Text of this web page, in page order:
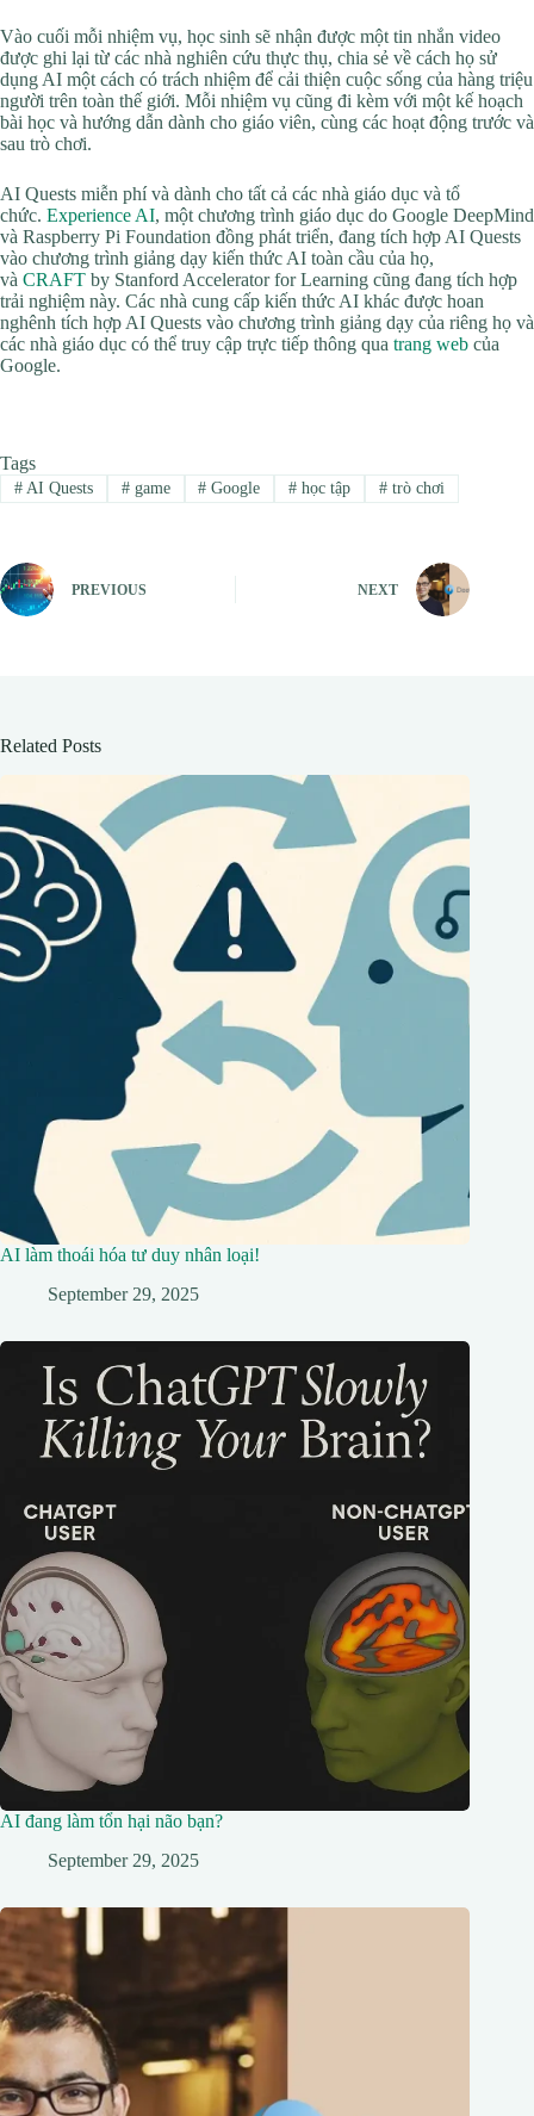
Vào cuối mỗi nhiệm vụ, học sinh sẽ nhận được một tin nhắn video
được ghi lại từ các nhà nghiên cứu thực thụ, chia sẻ về cách họ sử
dụng AI một cách có trách nhiệm để cải thiện cuộc sống của hàng triệu
người trên toàn thế giới. Mỗi nhiệm vụ cũng đi kèm với một kế hoạch
bài học và hướng dẫn dành cho giáo viên, cùng các hoạt động trước và
sau trò chơi.
AI Quests miễn phí và dành cho tất cả các nhà giáo dục và tổ
chức. Experience AI, một chương trình giáo dục do Google DeepMind
và Raspberry Pi Foundation đồng phát triển, đang tích hợp AI Quests
vào chương trình giảng dạy kiến ​​thức AI toàn cầu của họ,
và CRAFT by Stanford Accelerator for Learning cũng đang tích hợp
trải nghiệm này. Các nhà cung cấp kiến ​​thức AI khác được hoan
nghênh tích hợp AI Quests vào chương trình giảng dạy của riêng họ và
các nhà giáo dục có thể truy cập trực tiếp thông qua trang web của
Google.
Tags
#AI Quests #game # Google # học tập # trò chơi
PREVIOUS NEXT
Related Posts
AI làm thoái hóa tư duy nhân loại!
September 29, 2025
AI đang làm tổn hại não bạn?
September 29, 2025